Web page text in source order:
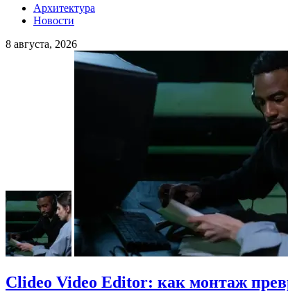
Архитектура
Новости
8 августа, 2026
Clideo Video Editor: как монтаж